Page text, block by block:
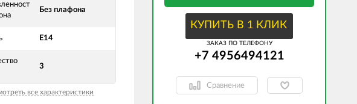
Без плафона
Е14
3
все характеристики
КУПИТЬ В 1 КЛИК
ЗАКАЗ ПО ТЕЛЕФОНУ
+7 4956494121
Сравнение